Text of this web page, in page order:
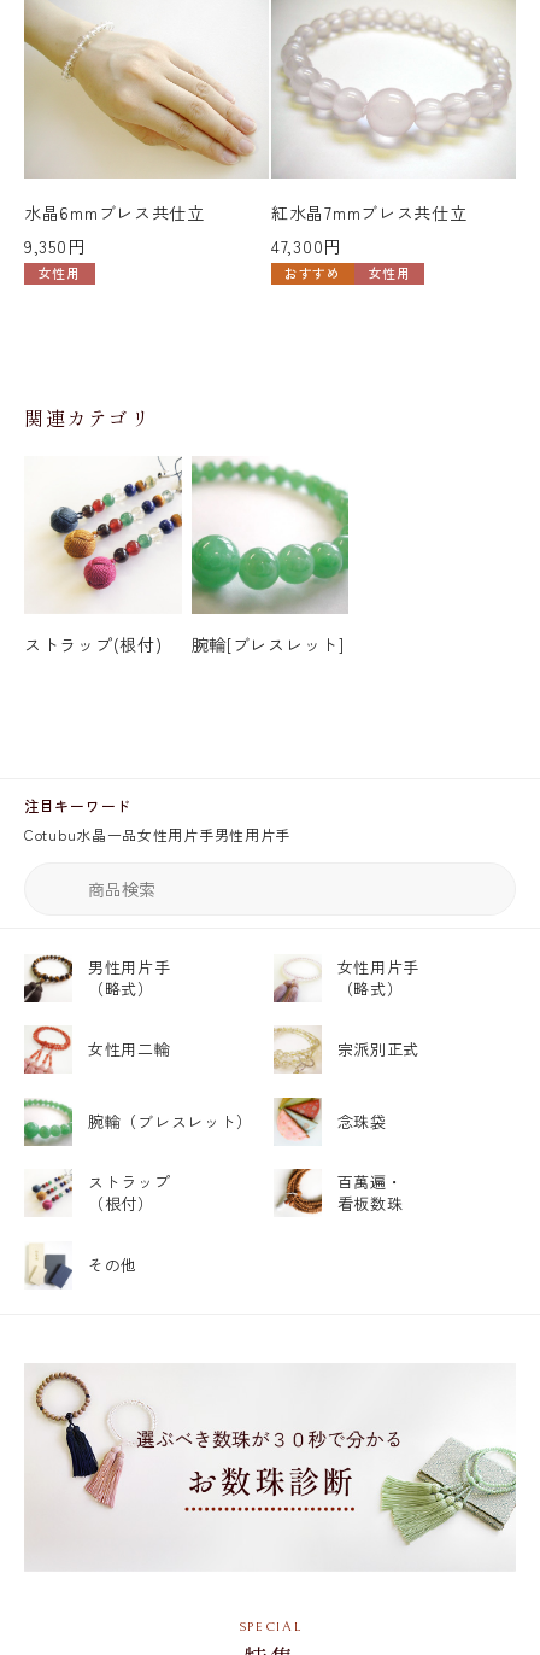
注目キーワード
Cotubu水晶一品女性用片手男性用片手
男性用片手
（略式）
女性用片手
（略式）
女性用二輪 宗派別正式
腕輪 （ブレスレット） 念珠袋
ストラップ
（根付）
百萬遍・
看板数珠
その他
水晶6mmブレス共仕立
9,350円
女性用
紅水晶7mmブレス共仕立
47,300円
おすすめ 女性用
関連カテゴリ
ストラップ(根付) 腕輪[ブレスレット]